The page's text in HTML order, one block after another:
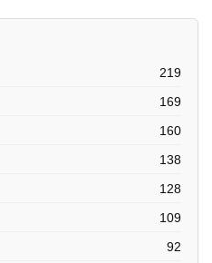
219
169
160
138
128
109
92